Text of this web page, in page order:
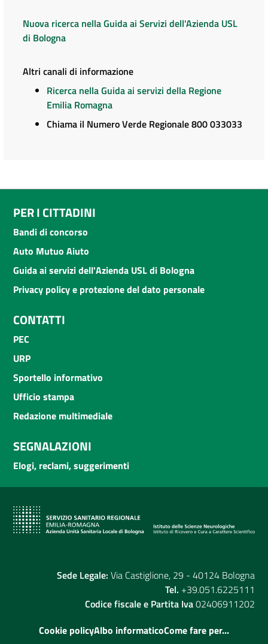
Nuova ricerca nella Guida ai Servizi dell'Azienda USL
di Bologna
Altri canali di informazione
Ricerca nella Guida ai servizi della Regione
Emilia Romagna
Chiama il Numero Verde Regionale 800 033033
PER I CITTADINI
Bandi di concorso
Auto Mutuo Aiuto
Guida ai servizi dell'Azienda USL di Bologna
Privacy policy e protezione del dato personale
CONTATTI
PEC
URP
Sportello informativo
Ufficio stampa
Redazione multimediale
SEGNALAZIONI
Elogi, reclami, suggerimenti
Sede Legale: Via Castiglione, 29 - 40124 Bologna
Tel. +39.051.6225111
Codice fiscale e Partita Iva02406911202
Cookie policyAlbo informaticoCome fare per...